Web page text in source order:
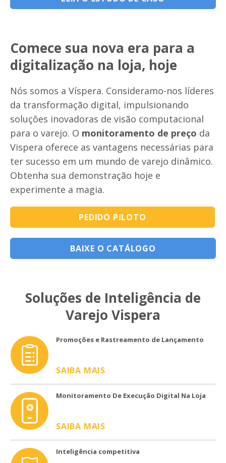
Comece sua nova era para a
digitalização na loja, hoje
Nós somos a Víspera. Consideramo-nos líderes
da transformação digital, impulsionando
soluções inovadoras de visão computacional
para o varejo. O monitoramento de preço da
Vispera oferece as vantagens necessárias para
ter sucesso em um mundo de varejo dinâmico.
Obtenha sua demonstração hoje e
experimente a magia.
PEDIDO PILOTO
BAIXE O CATÁLOGO
Soluções de Inteligência de
Varejo Vispera
Promoções e Rastreamento de Lançamento
SAIBA MAIS
Monitoramento De Execução Digital Na Loja
SAIBA MAIS
Inteligência competitiva